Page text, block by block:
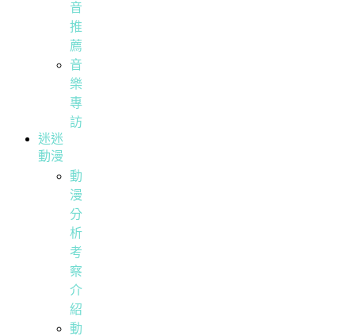
音
推
薦
音
樂
專
訪
迷迷
動漫
動
漫
分
析
考
察
介
紹
動